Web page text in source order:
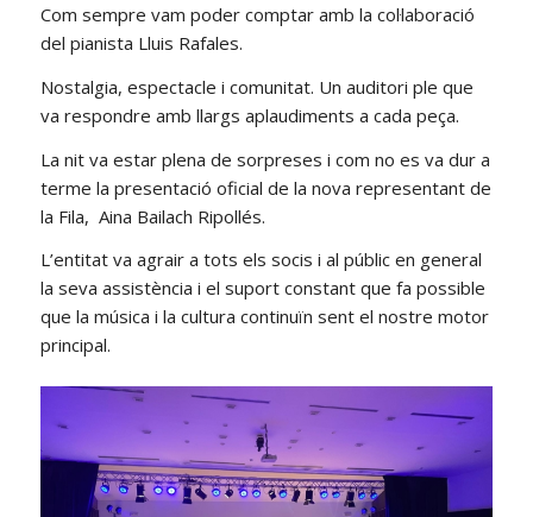
Com sempre vam poder comptar amb la col·laboració
del pianista Lluis Rafales.
Nostalgia, espectacle i comunitat. Un auditori ple que
va respondre amb llargs aplaudiments a cada peça.
La nit va estar plena de sorpreses i com no es va dur a
terme la presentació oficial de la nova representant de
la Fila, Aina Bailach Ripollés.
L’entitat va agrair a tots els socis i al públic en general
la seva assistència i el suport constant que fa possible
que la música i la cultura continuïn sent el nostre motor
principal.